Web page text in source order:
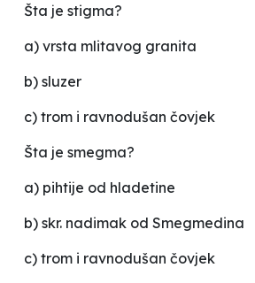
Šta je stigma?
a) vrsta mlitavog granita
b) sluzer
c) trom i ravnodušan čovjek
Šta je smegma?
a) pihtije od hladetine
b) skr. nadimak od Smegmedina
c) trom i ravnodušan čovjek